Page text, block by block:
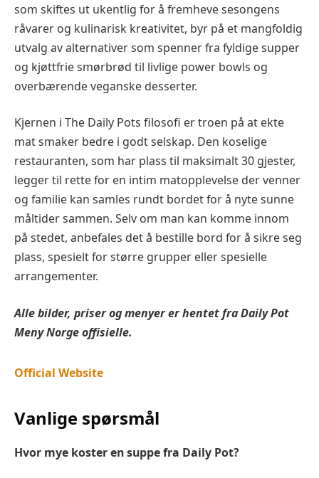
som skiftes ut ukentlig for å fremheve sesongens
råvarer og kulinarisk kreativitet, byr på et mangfoldig
utvalg av alternativer som spenner fra fyldige supper
og kjøttfrie smørbrød til livlige power bowls og
overbærende veganske desserter.
Kjernen i The Daily Pots filosofi er troen på at ekte
mat smaker bedre i godt selskap. Den koselige
restauranten, som har plass til maksimalt 30 gjester,
legger til rette for en intim matopplevelse der venner
og familie kan samles rundt bordet for å nyte sunne
måltider sammen. Selv om man kan komme innom
på stedet, anbefales det å bestille bord for å sikre seg
plass, spesielt for større grupper eller spesielle
arrangementer.
Alle bilder, priser og menyer er hentet fraDaily Pot
Meny Norge offisielle.
Official Website
Vanlige spørsmål
Hvor mye koster en suppe fra Daily Pot?